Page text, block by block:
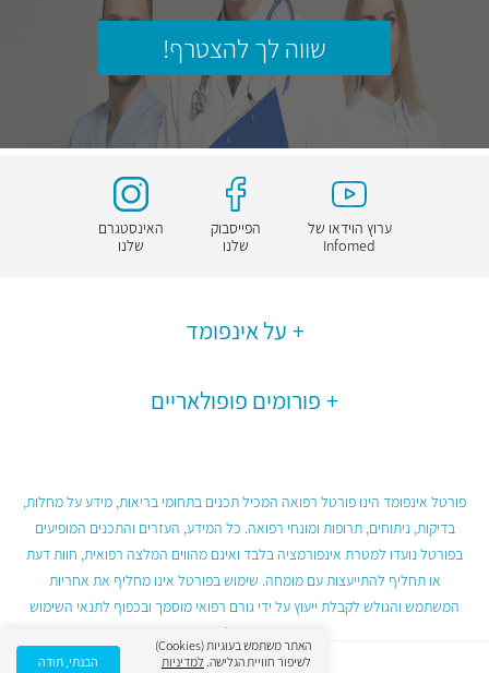
שווה לך להצטרף!
ערוץ הוידאו של
Infomed
הפייסבוק
שלנו
האינסטגרם
שלנו
על אינפומד
פורומים פופולאריים
פורטל אינפומד הינו פורטל רפואה המכיל תכנים בתחומי בריאות, מידע על מחלות,
בדיקות, ניתוחים, תרופות ומונחי רפואה. כל המידע, העזרים והתכנים המופיעים
בפורטל נועדו למטרת אינפורמציה בלבד ואינם מהווים המלצה רפואית, חוות דעת
או תחליף להתייעצות עם מומחה. שימוש בפורטל אינו מחליף את אחריות
המשתמש והגולש לקבלת ייעוץ על ידי גורם רפואי מוסמך ובכפוף לתנאי השימוש
בפורטל.
האתר משתמש בעוגיות (Cookies)
לשיפור חוויית הגלישה. למדיניות
הבנתי, תודה